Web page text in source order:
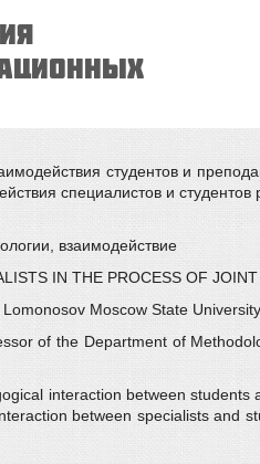
студентов и
специалистов и
взаимодействие
IN THE PROCESS OF
Moscow State University
of the Department of
interaction between
between specialists and